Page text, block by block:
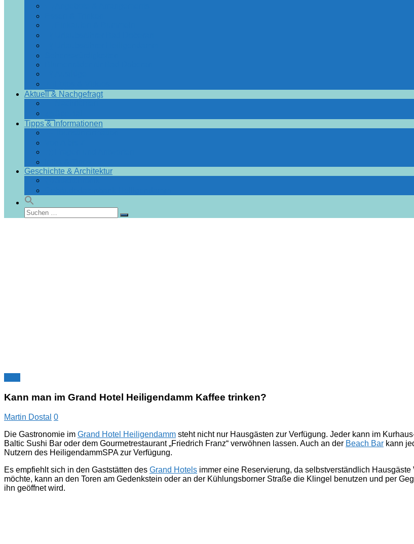
Aktuell & Nachgefragt
Tipps & Informationen
Geschichte & Architektur
Suchen
nach:
Suchen
Kann man im Grand Hotel Heiligendamm Kaffee trinken?
Martin Dostal 0
Die Gastronomie im Grand Hotel Heiligendamm steht nicht nur Hausgästen zur Verfügung. Jeder kann im
Baltic Sushi Bar oder dem Gourmetrestaurant „Friedrich Franz“ verwöhnen lassen. Auch an der Beach Bar kann
Nutzern des HeiligendammSPA zur Verfügung.
Es empfiehlt sich in den Gaststätten des Grand Hotels immer eine Reservierung, da selbstverständlich
möchte, kann an den Toren am Gedenkstein oder an der Kühlungsborner Straße die Klingel benutzen und per
ihn geöffnet wird.